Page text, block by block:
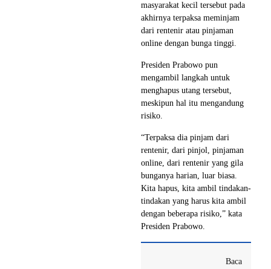
masyarakat kecil tersebut pada
akhirnya terpaksa meminjam
dari rentenir atau pinjaman
online dengan bunga tinggi.
Presiden Prabowo pun
mengambil langkah untuk
menghapus utang tersebut,
meskipun hal itu mengandung
risiko.
“Terpaksa dia pinjam dari
rentenir, dari pinjol, pinjaman
online, dari rentenir yang gila
bunganya harian, luar biasa.
Kita hapus, kita ambil tindakan-
tindakan yang harus kita ambil
dengan beberapa risiko,” kata
Presiden Prabowo.
Baca